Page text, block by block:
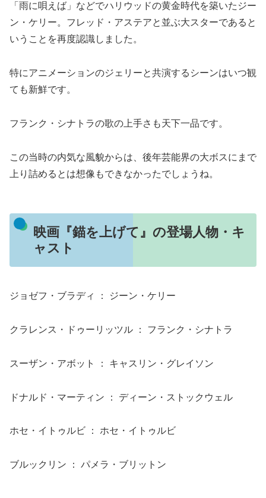
「雨に唄えば」などでハリウッドの黄金時代を築いたジー
ン・ケリー。フレッド・アステアと並ぶ大スターであると
いうことを再度認識しました。
特にアニメーションのジェリーと共演するシーンはいつ観
ても新鮮です。
フランク・シナトラの歌の上手さも天下一品です。
この当時の内気な風貌からは、後年芸能界の大ボスにまで
上り詰めるとは想像もできなかったでしょうね。
映画『錨を上げて』の登場人物・キ
ャスト
ジョゼフ・ブラディ ： ジーン・ケリー
クラレンス・ドゥーリッツル ： フランク・シナトラ
スーザン・アボット ： キャスリン・グレイソン
ドナルド・マーティン ： ディーン・ストックウェル
ホセ・イトゥルビ ： ホセ・イトゥルビ
ブルックリン ： パメラ・ブリットン